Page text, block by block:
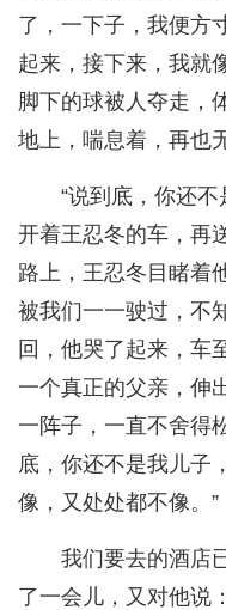
了，一下子，我便方
起来，接下来，我就
脚下的球被人夺走，
地上，喘息着，再也
“说到底，你还
开着王忍冬的车，再
路上，王忍冬目睹着
被我们一一驶过，不
回，他哭了起来，车
一个真正的父亲，伸
一阵子，一直不舍得
底，你还不是我儿子
像，又处处都不像。”
我们要去的酒店
了一会儿，又对他说